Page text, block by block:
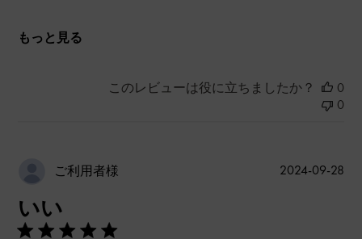
もっと見る
このレビューは役に立ちましたか？
0
0
ご利用者様
いい
公
2024-09-28